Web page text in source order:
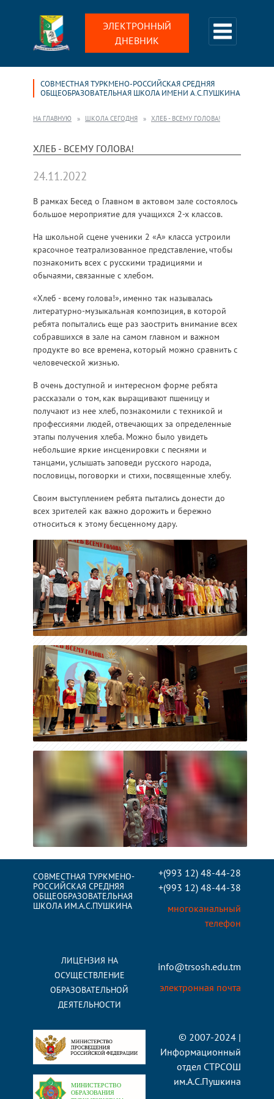
ЭЛЕКТРОННЫЙ
ДНЕВНИК
СОВМЕСТНАЯ ТУРКМЕНО-РОССИЙСКАЯ СРЕДНЯЯ
ОБЩЕОБРАЗОВАТЕЛЬНАЯ ШКОЛА ИМЕНИ А.С.ПУШКИНА
НА ГЛАВНУЮ ШКОЛА СЕГОДНЯ ХЛЕБ - ВСЕМУ ГОЛОВА!
ХЛЕБ - ВСЕМУ ГОЛОВА!
24.11.2022
В рамках Бесед о Главном в актовом зале состоялось
большое мероприятие для учащихся 2-х классов.
На школьной сцене ученики 2 «А» класса устроили
красочное театрализованное представление, чтобы
познакомить всех с русскими традициями и
обычаями, связанные с хлебом.
«Хлеб - всему голова!», именно так называлась
литературно-музыкальная композиция, в которой
ребята попытались еще раз заострить внимание всех
собравшихся в зале на самом главном и важном
продукте во все времена, который можно сравнить с
человеческой жизнью.
В очень доступной и интересном форме ребята
рассказали о том, как выращивают пшеницу и
получают из нее хлеб, познакомили с техникой и
профессиями людей, отвечающих за определенные
этапы получения хлеба. Можно было увидеть
небольшие яркие инсценировки с песнями и
танцами, услышать заповеди русского народа,
пословицы, поговорки и стихи, посвященные хлебу.
Своим выступлением ребята пытались донести до
всех зрителей как важно дорожить и бережно
относиться к этому бесценному дару.
СОВМЕСТНАЯ ТУРКМЕНО-
РОССИЙСКАЯ СРЕДНЯЯ
ОБЩЕОБРАЗОВАТЕЛЬНАЯ
ШКОЛА ИМ.А.С.ПУШКИНА
ЛИЦЕНЗИЯ НА
ОСУЩЕСТВЛЕНИЕ
ОБРАЗОВАТЕЛЬНОЙ
ДЕЯТЕЛЬНОСТИ
+(993 12) 48-44-28
+(993 12) 48-44-38
многоканальный
телефон
info@trsosh.edu.tm
электронная почта
© 2007-2024 |
Информационный
отдел СТРСОШ
им.А.С.Пушкина